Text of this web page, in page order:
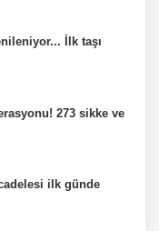
İlk taşı
273 sikke ve
ilk günde